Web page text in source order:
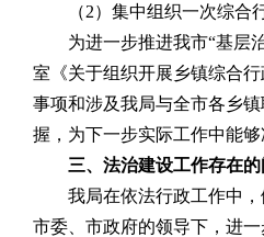
（2）集中组织一次综合
为进一步推进我市“基层
室《关于组织开展乡镇综合
事项和涉及我局与全市各乡
握，为下一步实际工作中能
三、法治建设工作存在的
我局在依法行政工作中
市委、市政府的领导下，进